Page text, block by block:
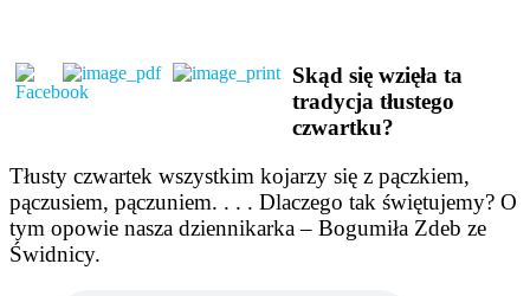
Skąd się wzięła ta
tradycja tłustego
czwartku?
Tłusty czwartek wszystkim kojarzy się z pączkiem,
pączusiem, pączuniem. . . . Dlaczego tak świętujemy? O
tym opowie nasza dziennikarka – Bogumiła Zdeb ze
Świdnicy.